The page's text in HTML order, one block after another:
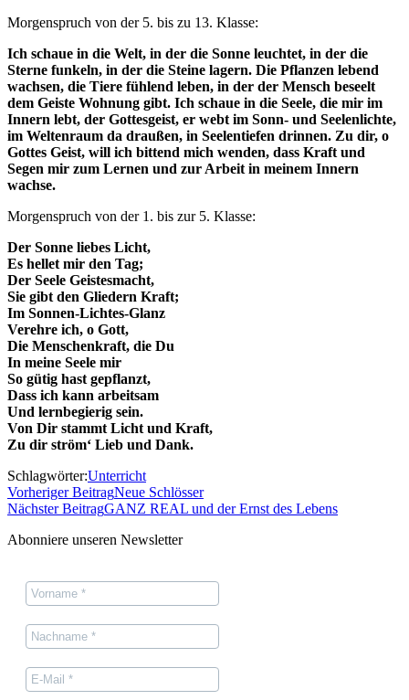
Morgenspruch von der 5. bis zu 13. Klasse:
Ich schaue in die Welt, in der die Sonne leuchtet, in der die
Sterne funkeln, in der die Steine lagern. Die Pflanzen lebend
wachsen, die Tiere fühlend leben, in der der Mensch beseelt
dem Geiste Wohnung gibt. Ich schaue in die Seele, die mir im
Innern lebt, der Gottesgeist, er webt im Sonn- und Seelenlichte,
im Weltenraum da draußen, in Seelentiefen drinnen. Zu dir, o
Gottes Geist, will ich bittend mich wenden, dass Kraft und
Segen mir zum Lernen und zur Arbeit in meinem Innern
wachse.
Morgenspruch von der 1. bis zur 5. Klasse:
Der Sonne liebes Licht,
Es hellet mir den Tag;
Der Seele Geistesmacht,
Sie gibt den Gliedern Kraft;
Im Sonnen-Lichtes-Glanz
Verehre ich, o Gott,
Die Menschenkraft, die Du
In meine Seele mir
So gütig hast gepflanzt,
Dass ich kann arbeitsam
Und lernbegierig sein.
Von Dir stammt Licht und Kraft,
Zu dir ström‘ Lieb und Dank.
Schlagwörter:Unterricht
Vorheriger BeitragNeue Schlösser
Nächster BeitragGANZ REAL und der Ernst des Lebens
Abonniere unseren Newsletter